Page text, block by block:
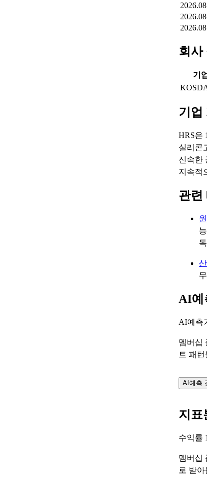
회사
기
기업
HRS은
실리콘
신속한
지속적
관련
AI예
AI예측
멤버십
트 패
AI예측
지표
수익률
멤버십
로 받